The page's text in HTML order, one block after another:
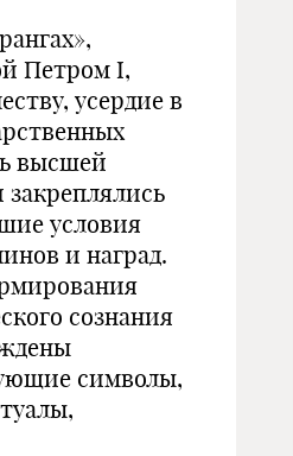
Петром I,
усердие в
высшей
закреплялись
условия
и наград.
сознания
символы,